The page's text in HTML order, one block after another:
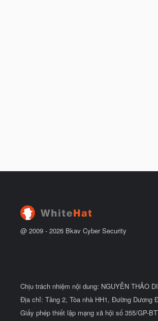
@ 2009 - 2026 Bkav Cyber Security
Chịu trách nhiệm nội dung: NGUYỄN THẢO
Địa chỉ: Tầng 2, Tòa nhà HH1, Đường Dương
Giấy phép thiết lập mạng xã hội số 355/GP-